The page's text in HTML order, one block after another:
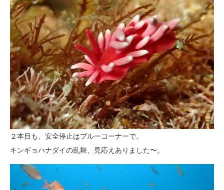
２本目も、安全停止はブルーコーナーで。
キンギョハナダイの乱舞、見応えありました〜。